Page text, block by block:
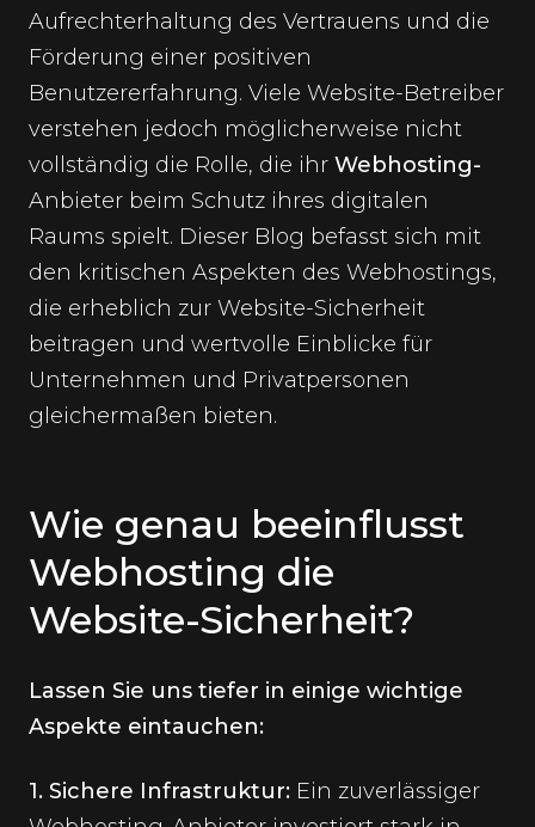
Aufrechterhaltung des Vertrauens und die
Förderung einer positiven
Benutzererfahrung. Viele Website-Betreiber
verstehen jedoch möglicherweise nicht
vollständig die Rolle, die ihr Webhosting-
Anbieter beim Schutz ihres digitalen
Raums spielt. Dieser Blog befasst sich mit
den kritischen Aspekten des Webhostings,
die erheblich zur Website-Sicherheit
beitragen und wertvolle Einblicke für
Unternehmen und Privatpersonen
gleichermaßen bieten.
Wie genau beeinflusst
Webhosting die
Website-Sicherheit?
Lassen Sie uns tiefer in einige wichtige
Aspekte eintauchen:
1. Sichere Infrastruktur: Ein zuverlässiger